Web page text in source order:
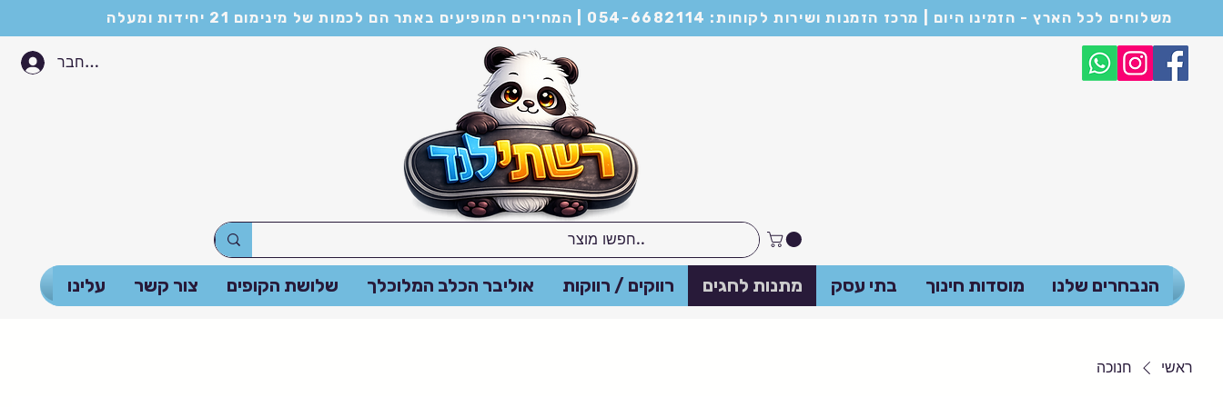
משלוחים לכל הארץ - הזמינו היום | מרכז הזמנות ושירות לקוחות: 054-6682114 | המחירים המופיעים באתר הם לכמות של מינימום 21 יחידות ומעלה
התחבר
הנבחרים שלנו מוסדות חינוך בתי עסק מתנות לחגים רווקים / רווקות אוליבר הכלב המלוכלך שלושת הקופים צור קשר עלינו
ראשי חנוכה